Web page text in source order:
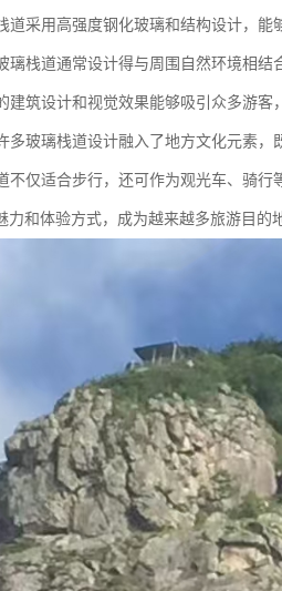
采用高强度钢化玻璃和结构设计，能
栈道通常设计得与周围自然环境相结
筑设计和视觉效果能够吸引众多游客
玻璃栈道设计融入了地方文化元素，
仅适合步行，还可作为观光车、骑行
力和体验方式，成为越来越多旅游目的